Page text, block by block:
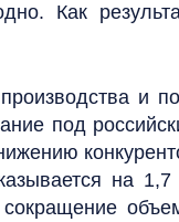
Как
и
под
на